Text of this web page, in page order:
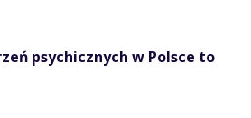
psychicznych w Polsce to